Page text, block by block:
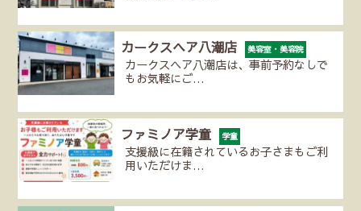
カークスヘア八潮店 美容室・美容院
カークスヘア八潮店は、事前予約なしで
もお気軽にご…
ファミノア学童 学童
支援級に在籍されているお子さまもご利
用いただけま…